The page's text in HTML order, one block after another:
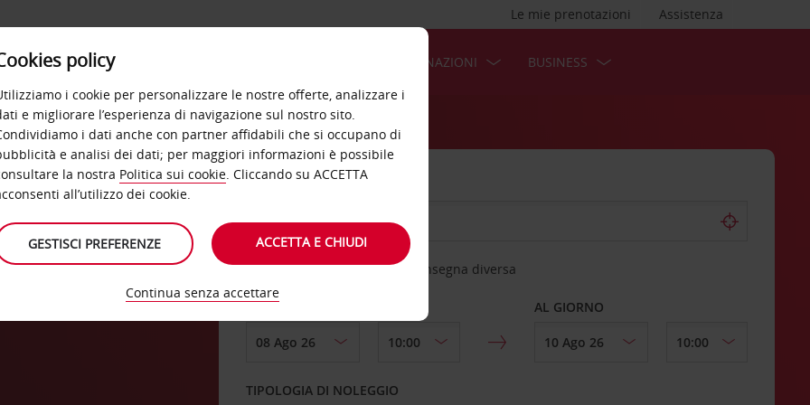
Assistenza
Le mie prenotazioni
OFFERTE DESTINAZIONI BUSINESS
Scegli una località di riconsegna diversa
DAL GIORNO AL GIORNO
TIPOLOGIA DI NOLEGGIO
policy
i cookie per personalizzare le nostre offerte, analizzare i
e migliorare l’esperienza di navigazione sul nostro sito.
i dati anche con partner affidabili che si occupano di
e analisi dei dati; per maggiori informazioni è possibile
la nostra Politica sui cookie. Cliccando su ACCETTA
all’utilizzo dei cookie.
GESTISCI PREFERENZE ACCETTA E CHIUDI
Continua senza accettare